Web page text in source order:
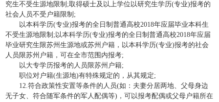
究生不受生源地限制;取得硕士及以上学位以研究生学历(专业)报考的
社会人员不受户籍限制;
以本科学历(专业)报考的全日制普通高校2018年应届毕业本科生
不受生源地限制;以本科学历(专业)报考的全日制普通高校2018年应届
毕业研究生限苏州生源地或苏州户籍，以本科学历(专业)报考的社会
人员限苏州户籍，可在全市范围内报考;
以大专学历报考的人员限苏州户籍;
职位对户籍(生源地)有特殊规定的，从其规定;
12.符合政策性安置等条件的人员(如：夫妻分居两地、父母身边
无子女、符合随军条件的军人配偶等)，可以报考配偶或父母户籍所在